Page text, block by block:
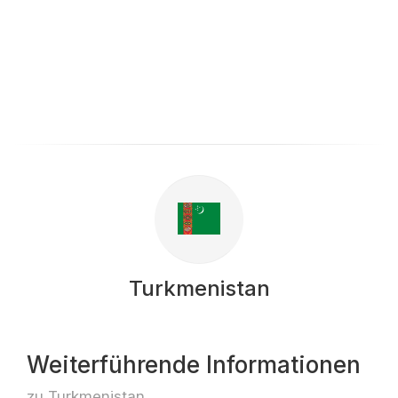
Turkmenistan
Weiterführende Informationen